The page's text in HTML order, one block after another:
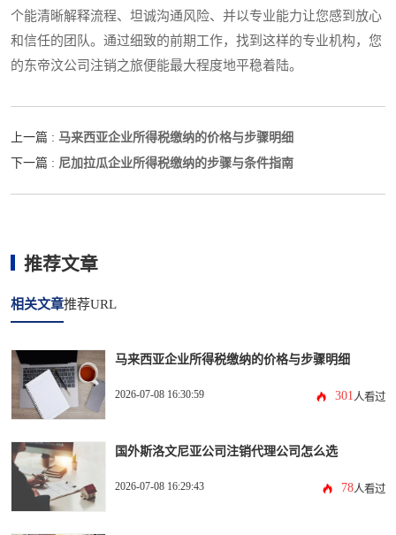
个能清晰解释流程、坦诚沟通风险、并以专业能力让您感到放心
和信任的团队。通过细致的前期工作，找到这样的专业机构，您
的东帝汶公司注销之旅便能最大程度地平稳着陆。
上一篇 : 马来西亚企业所得税缴纳的价格与步骤明细
下一篇 : 尼加拉瓜企业所得税缴纳的步骤与条件指南
推荐文章
相关文章推荐URL
马来西亚企业所得税缴纳的价格与步骤明细
2026-07-08 16:30:59 301人看过
国外斯洛文尼亚公司注销代理公司怎么选
2026-07-08 16:29:43 78人看过